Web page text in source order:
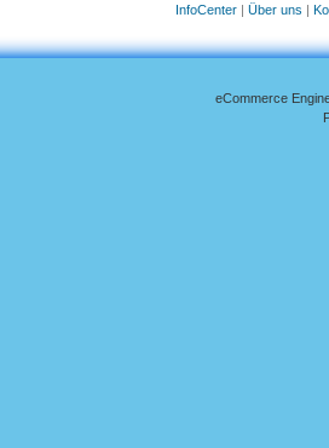
InfoCenter | Über uns |
eCommerce